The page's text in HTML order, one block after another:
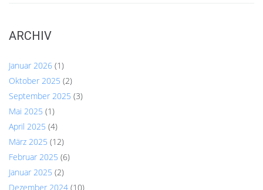
ARCHIV
Januar 2026 (1)
Oktober 2025 (2)
September 2025 (3)
Mai 2025 (1)
April 2025 (4)
März 2025 (12)
Februar 2025 (6)
Januar 2025 (2)
Dezember 2024 (10)